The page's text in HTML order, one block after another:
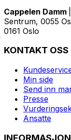
Cappelen Damm
Sentrum, 0055
0161 Oslo
KONTAKT OSS
Min side
Send inn
Presse
Ansatte
INFORMASJON